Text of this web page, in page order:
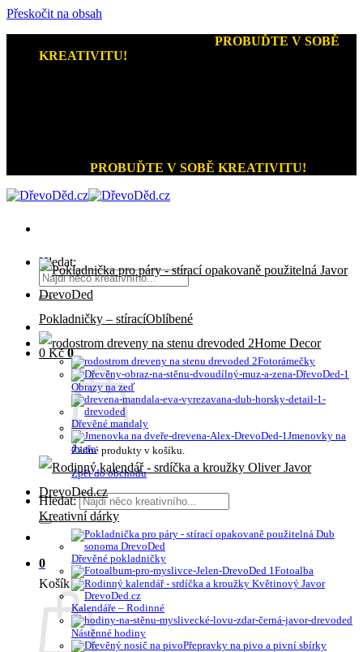
Přeskočit na obsah
PROBUĎTE V SOBĚ
KREATIVITU!
PROBUĎTE V SOBĚ KREATIVITU!
Hledat:
0 Kč 0
Žádné produkty v košíku.
Zpět do obchodu
Hledat:
0
Košík
Pokladničky – stírací
Home Decor
Fotorámečky
Obrazy na zeď
Dřevěné mandaly
Jmenovky na
dveře
Kreativní dárky
Dřevěné pokladničky
Fotoalba
Kalendáře – Rodinné
Nástěnné hodiny
Přepravky na pivo a pivní sbírky